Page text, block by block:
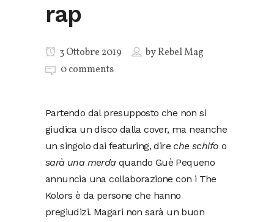
rap
3 Ottobre 2019 byRebel Mag
0 comments
Partendo dal presupposto che non si
giudica un disco dalla cover, ma neanche
un singolo dai featuring, dire che schifo o
sarà una merdaquando Guè Pequeno
annuncia una collaborazione con i The
Kolors è da persone che hanno
pregiudizi. Magari non sarà un buon